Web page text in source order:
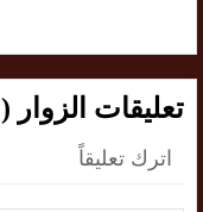
تعليقات الزوار ( 0 )
اترك تعليقاً